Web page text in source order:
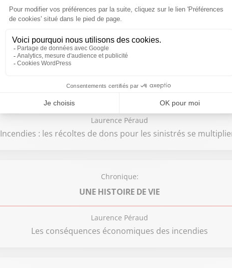
L'AIR DU TEMPS
Serge Guérin
Laurence Péraud
Incendies : les récoltes de dons pour les sinistrés se
Chronique:
UNE HISTOIRE DE VIE
Laurence Péraud
Les conséquences économiques des incendies